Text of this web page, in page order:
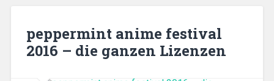
peppermint anime festival
2016 – die ganzen Lizenzen